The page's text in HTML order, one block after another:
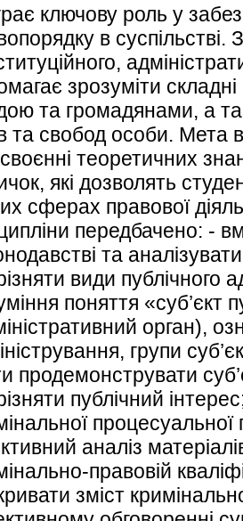
ключову роль у
в
зрозуміти
та громадянами, а
та свобод особи. Мета
теоретичних
які дозволять
сферах правової
передбачено: -
та
види публічного
поняття «суб’єкт
орган),
групи
продемонструвати
публічний
аналіз
правовій
зміст